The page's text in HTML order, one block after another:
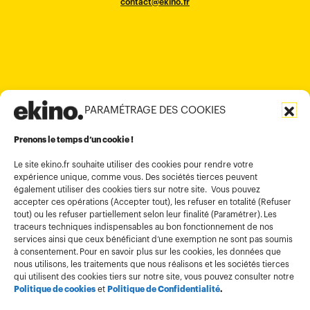
PARAMÉTRAGE DES COOKIES
Prenons le temps d’un cookie !
Le site ekino.fr souhaite utiliser des cookies pour rendre votre
expérience unique, comme vous. Des sociétés tierces peuvent
également utiliser des cookies tiers sur notre site. Vous pouvez
accepter ces opérations (Accepter tout), les refuser en totalité (Refuser
tout) ou les refuser partiellement selon leur finalité (Paramétrer). Les
traceurs techniques indispensables au bon fonctionnement de nos
services ainsi que ceux bénéficiant d’une exemption ne sont pas soumis
à consentement. Pour en savoir plus sur les cookies, les données que
nous utilisons, les traitements que nous réalisons et les sociétés tierces
qui utilisent des cookies tiers sur notre site, vous pouvez consulter notre
Politique de cookiesetPolitique de Confidentialité.
+65 6317 6600contact@ekino.sg
Informations légales
Conditions générales d’utilisation
Politique de confidentialité
Politique cookies
Gestion des cookies
Index égalité